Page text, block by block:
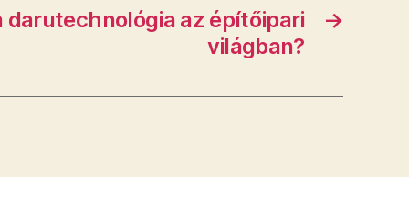
→
darutechnológia az építőipari
világban?